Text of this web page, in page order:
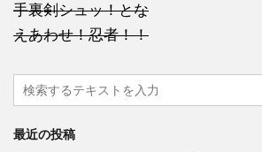
手裏剣シュッ！とな
えあわせ！忍者！！
最近の投稿